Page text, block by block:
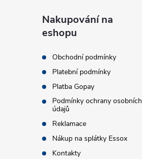
Nakupování na
eshopu
Obchodní podmínky
Platební podmínky
Platba Gopay
Podmínky ochrany osobních
údajů
Reklamace
Nákup na splátky Essox
Kontakty